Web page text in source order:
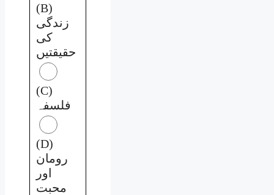
(B)
زندگی
کی
حقیقتیں
(C)
فلسفہ
(D)
رومان
اور
محبت